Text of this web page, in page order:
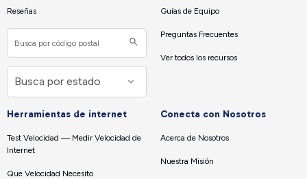
Reseñas Guías de Equipo
Preguntas Frecuentes
Ver todos los recursos
Herramientas de internet
Test Velocidad — Medir Velocidad de
Internet
Que Velocidad Necesito
Conecta con Nosotros
Acerca de Nosotros
Nuestra Misión